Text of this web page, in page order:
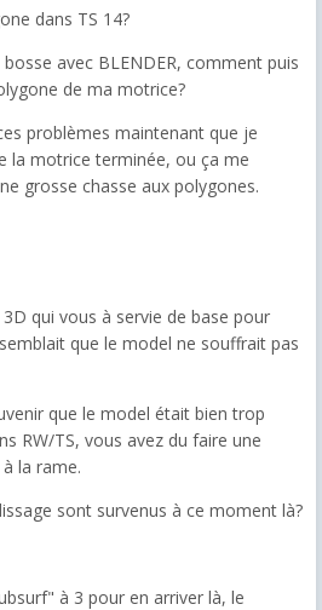
dans TS 14?
avec BLENDER, comment puis
de ma motrice?
problèmes maintenant que je
la motrice terminée, ou ça me
grosse chasse aux polygones.
qui vous à servie de base pour
que le model ne souffrait pas
que le model était bien trop
RW/TS, vous avez du faire une
la rame.
sont survenus à ce moment là?
à 3 pour en arriver là, le